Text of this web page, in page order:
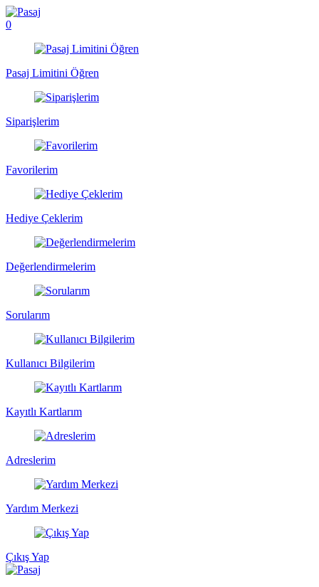
0
Pasaj Limitini Öğren
Siparişlerim
Favorilerim
Hediye Çeklerim
Değerlendirmelerim
Sorularım
Kullanıcı Bilgilerim
Kayıtlı Kartlarım
Adreslerim
Yardım Merkezi
Çıkış Yap